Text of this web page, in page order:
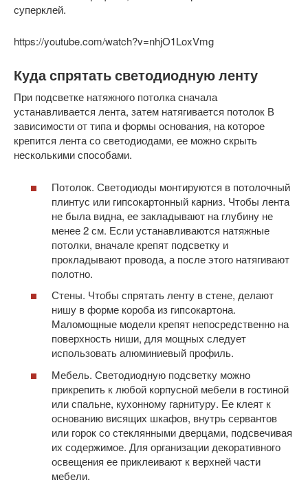
суперклей.
https://youtube.com/watch?v=nhjO1LoxVmg
Куда спрятать светодиодную ленту
При подсветке натяжного потолка сначала
устанавливается лента, затем натягивается потолок В
зависимости от типа и формы основания, на которое
крепится лента со светодиодами, ее можно скрыть
несколькими способами.
Потолок. Светодиоды монтируются в потолочный
плинтус или гипсокартонный карниз. Чтобы лента
не была видна, ее закладывают на глубину не
менее 2 см. Если устанавливаются натяжные
потолки, вначале крепят подсветку и
прокладывают провода, а после этого натягивают
полотно.
Стены. Чтобы спрятать ленту в стене, делают
нишу в форме короба из гипсокартона.
Маломощные модели крепят непосредственно на
поверхность ниши, для мощных следует
использовать алюминиевый профиль.
Мебель. Светодиодную подсветку можно
прикрепить к любой корпусной мебели в гостиной
или спальне, кухонному гарнитуру. Ее клеят к
основанию висящих шкафов, внутрь сервантов
или горок со стеклянными дверцами, подсвечивая
их содержимое. Для организации декоративного
освещения ее приклеивают к верхней части
мебели.